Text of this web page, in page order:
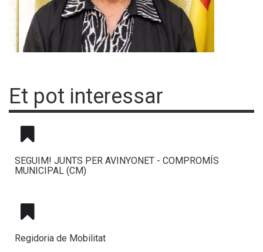
Et pot interessar
SEGUIM! JUNTS PER AVINYONET - COMPROMÍS
MUNICIPAL (CM)
Regidoria de Mobilitat